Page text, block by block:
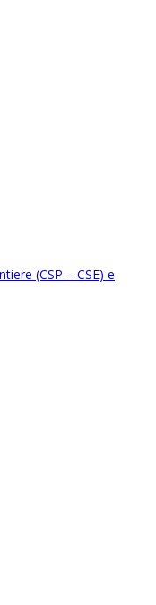
(CSP – CSE) e